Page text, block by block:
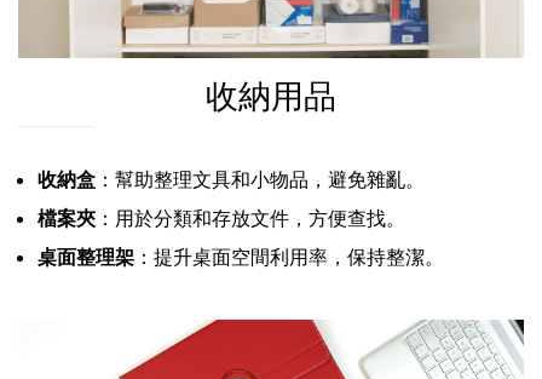
收納用品
收納盒 ：幫助整理文具和小物品，避免雜亂。
檔案夾 ：用於分類和存放文件，方便查找。
桌面整理架 ：提升桌面空間利用率，保持整潔。